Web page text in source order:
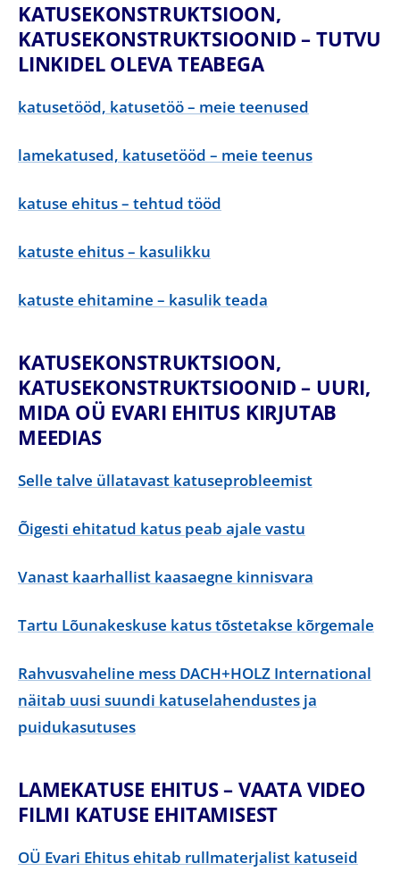
KATUSEKONSTRUKTSIOON,
KATUSEKONSTRUKTSIOONID – TUTVU
LINKIDEL OLEVA TEABEGA
katusetööd, katusetöö – meie teenused
lamekatused, katusetööd – meie teenus
katuse ehitus – tehtud tööd
katuste ehitus – kasulikku
katuste ehitamine – kasulik teada
KATUSEKONSTRUKTSIOON,
KATUSEKONSTRUKTSIOONID – UURI,
MIDA OÜ EVARI EHITUS KIRJUTAB
MEEDIAS
Selle talve üllatavast katuseprobleemist
Õigesti ehitatud katus peab ajale vastu
Vanast kaarhallist kaasaegne kinnisvara
Tartu Lõunakeskuse katus tõstetakse kõrgemale
Rahvusvaheline mess DACH+HOLZ International
näitab uusi suundi katuselahendustes ja
puidukasutuses
LAMEKATUSE EHITUS – VAATA VIDEO
FILMI KATUSE EHITAMISEST
OÜ Evari Ehitus ehitab rullmaterjalist katuseid